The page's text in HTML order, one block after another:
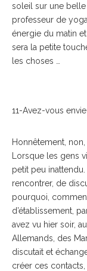
soleil sur une
professeur de
énergie du matin
sera la petite
les choses …
11-Avez-vous
Honnêtement,
Lorsque les gens
petit peu
rencontrer, de
pourquoi,
d’établissement,
avez vu hier soir,
Allemands, des
discutait et
créer ces